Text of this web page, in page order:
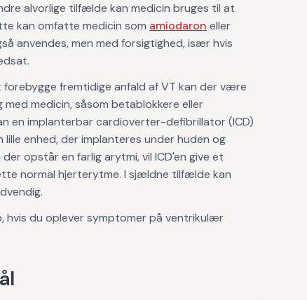
alvorlige tilfælde kan medicin bruges til at
kan omfatte medicin som amiodaron eller
anvendes, men med forsigtighed, især hvis
forebygge fremtidige anfald af VT kan der være
medicin, såsom betablokkere eller
en implanterbar cardioverter-defibrillator (ICD)
lille enhed, der implanteres under huden og
opstår en farlig arytmi, vil ICD'en give et
normal hjerterytme. I sjældne tilfælde kan
du oplever symptomer på ventrikulær